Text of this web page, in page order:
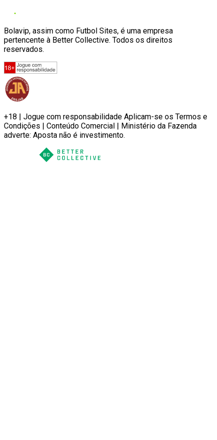
Bolavip, assim como Futbol Sites, é uma empresa
pertencente à Better Collective. Todos os direitos
reservados.
+18 | Jogue com responsabilidade Aplicam-se os Termos e
Condições | Conteúdo Comercial | Ministério da Fazenda
adverte: Aposta não é investimento.